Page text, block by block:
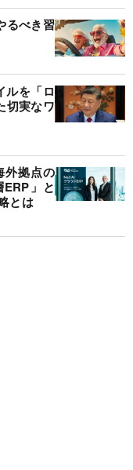
るべき習
ルを「ロ
切実なワ
外拠点の
ERP」と
とは